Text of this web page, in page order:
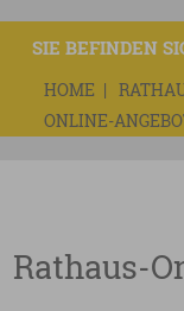
SIE BEFINDEN
HOME
ONLINE-
Rathaus-